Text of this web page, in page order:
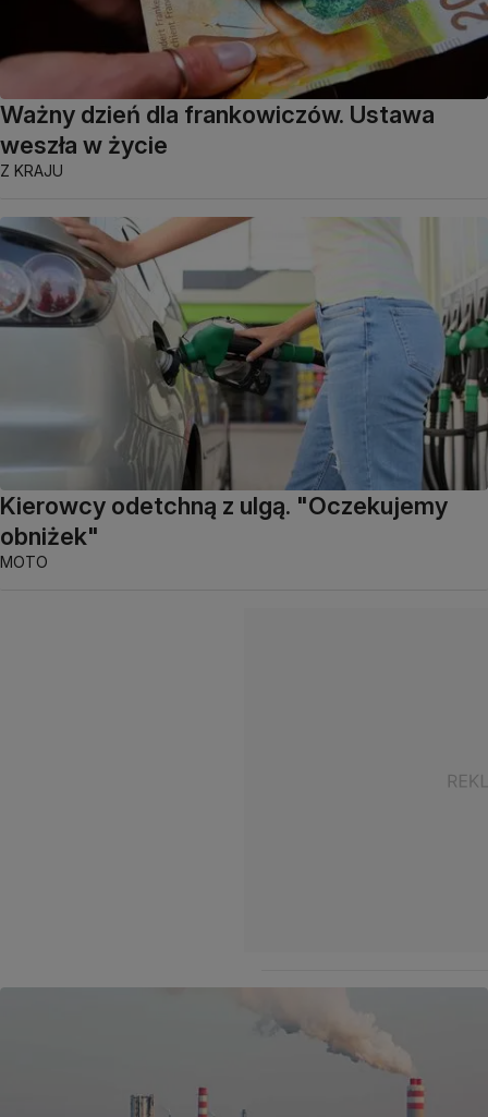
Ważny dzień dla frankowiczów. Ustawa
weszła w życie
Z KRAJU
Kierowcy odetchną z ulgą. "Oczekujemy
obniżek"
MOTO